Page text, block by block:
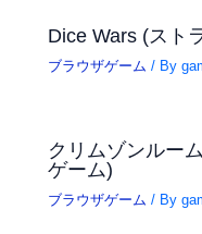
Dice Wars (スト
ブラウザゲーム / By
クリムゾンルー
ゲーム)
ブラウザゲーム / By